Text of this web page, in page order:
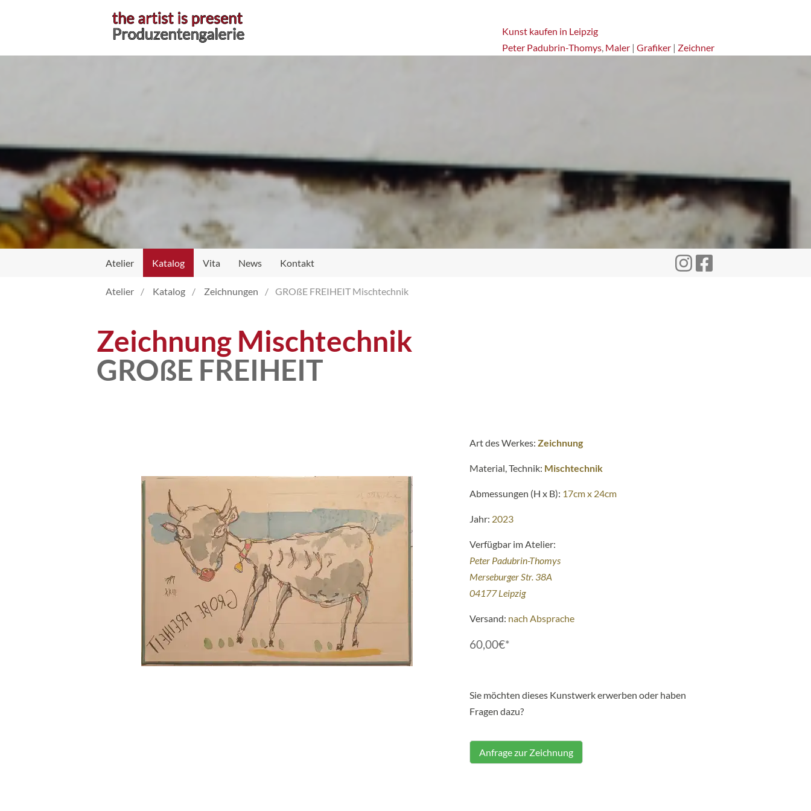
Kunst kaufen in Leipzig
Peter Padubrin-Thomys, Maler | Grafiker | Zeichner
Atelier Katalog Vita News Kontakt
Atelier Katalog Zeichnungen GROßE FREIHEIT Mischtechnik
Zeichnung Mischtechnik
GROßE FREIHEIT
Art des Werkes: Zeichnung
Material, Technik: Mischtechnik
Abmessungen (H x B): 17cm x 24cm
Jahr: 2023
Verfügbar im Atelier:
Peter Padubrin-Thomys
Merseburger Str. 38A
04177 Leipzig
Versand: nach Absprache
60,00€*
Sie möchten dieses Kunstwerk erwerben oder haben
Fragen dazu?
Anfrage zur Zeichnung